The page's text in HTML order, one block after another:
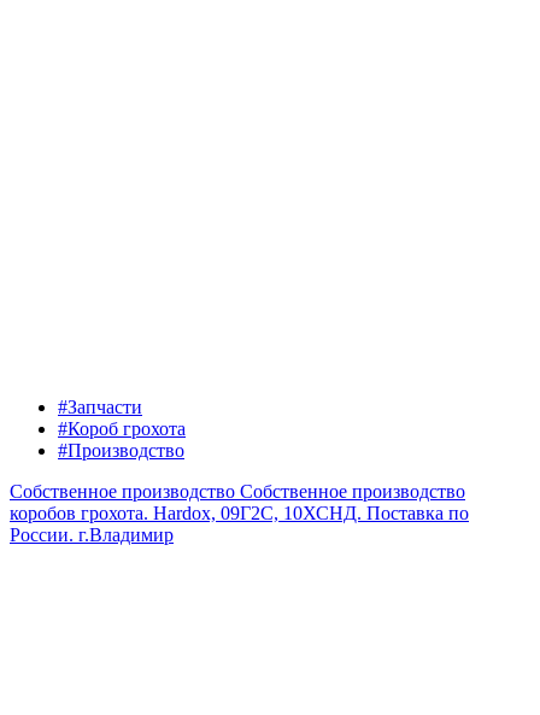
#Запчасти
#Короб грохота
#Производство
Собственное производство Собственное производство
коробов грохота. Hardox, 09Г2С, 10ХСНД. Поставка по
России. г.Владимир